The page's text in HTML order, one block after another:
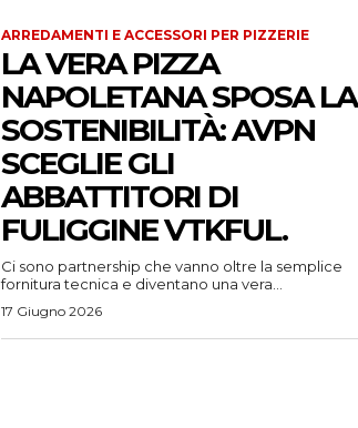
ARREDAMENTI E ACCESSORI PER PIZZERIE
LA VERA PIZZA
NAPOLETANA SPOSA LA
SOSTENIBILITÀ: AVPN
SCEGLIE GLI
ABBATTITORI DI
FULIGGINE VTKFUL.
Ci sono partnership che vanno oltre la semplice
fornitura tecnica e diventano una vera...
17 Giugno 2026